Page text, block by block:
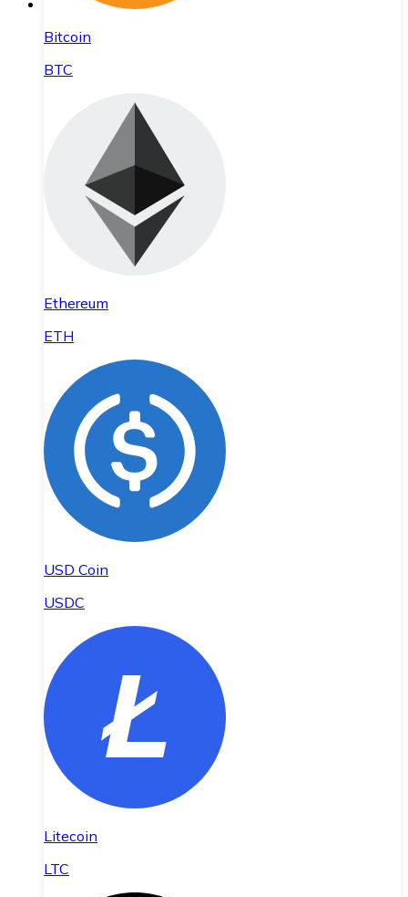
Bitcoin
BTC
Ethereum
ETH
USD Coin
USDC
Litecoin
LTC